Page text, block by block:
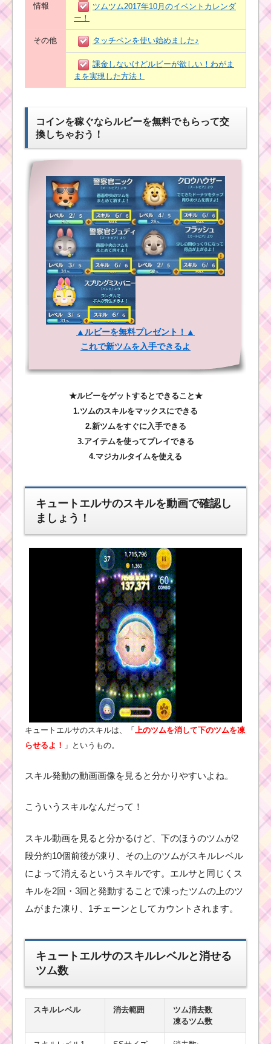
情報
ツムツム2017年10月のイベントカレンダ
ー！
その他 タッチペンを使い始めました♪
課金しないけどルビーが欲しい！わがま
まを実現した方法！
コインを稼ぐならルビーを無料でもらって交
換しちゃおう！
▲ルビーを無料プレゼント！▲
これで新ツムを入手できるよ
★ルビーをゲットするとできること★
1.ツムのスキルをマックスにできる
2.新ツムをすぐに入手できる
3.アイテムを使ってプレイできる
4.マジカルタイムを使える
キュートエルサのスキルを動画で確認し
ましょう！
キュートエルサのスキルは、「 上のツムを消して下のツムを凍
らせるよ！ 」というもの。
スキル発動の動画画像を見ると分かりやすいよね。
こういうスキルなんだって！
スキル動画を見ると分かるけど、下のほうのツムが2
段分約10個前後が凍り、その上のツムがスキルレベル
によって消えるというスキルです。エルサと同じくス
キルを2回・3回と発動することで凍ったツムの上のツ
ムがまた凍り、1チェーンとしてカウントされます。
キュートエルサのスキルレベルと消せる
ツム数
スキルレベル 消去範囲
ツム消去数
凍るツム数